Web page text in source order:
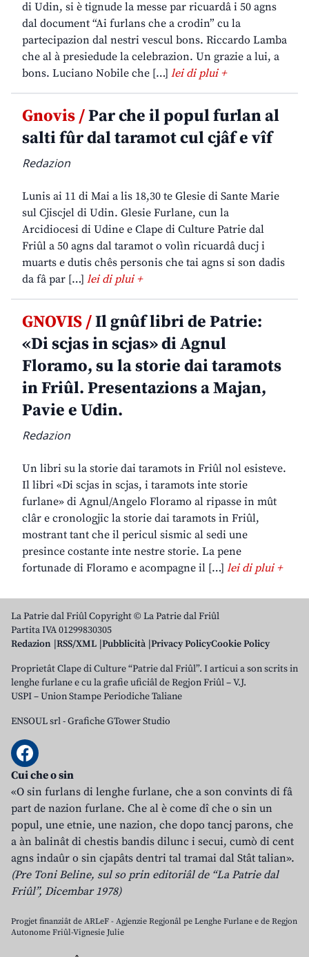
di Udin, si è tignude la messe par ricuardâ i 50 agns
dal document “Ai furlans che a crodin” cu la
partecipazion dal nestri vescul bons. Riccardo Lamba
che al à presiedude la celebrazion. Un grazie a lui, a
bons. Luciano Nobile che […] lei di plui +
Gnovis /Par che il popul furlan al
salti fûr dal taramot cul cjâf e vîf
Redazion
Lunis ai 11 di Mai a lis 18,30 te Glesie di Sante Marie
sul Cjiscjel di Udin. Glesie Furlane, cun la
Arcidiocesi di Udine e Clape di Culture Patrie dal
Friûl a 50 agns dal taramot o volìn ricuardâ ducj i
muarts e dutis chês personis che tai agns si son dadis
da fâ par […] lei di plui +
GNOVIS /Il gnûf libri de Patrie:
«Di scjas in scjas» di Agnul
Floramo, su la storie dai taramots
in Friûl. Presentazions a Majan,
Pavie e Udin.
Redazion
Un libri su la storie dai taramots in Friûl nol esisteve.
Il libri «Di scjas in scjas, i taramots inte storie
furlane» di Agnul/Angelo Floramo al ripasse in mût
clâr e cronologjic la storie dai taramots in Friûl,
mostrant tant che il pericul sismic al sedi une
presince costante inte nestre storie. La pene
fortunade di Floramo e acompagne il […] lei di plui +
La Patrie dal Friûl Copyright © La Patrie dal Friûl
Partita IVA 01299830305
Redazion RSS/XML Pubblicità Privacy PolicyCookie Policy
Proprietât Clape di Culture “Patrie dal Friûl”. I articui a son scrits in
lenghe furlane e cu la grafie uficiâl de Regjon Friûl – V.J.
USPI – Union Stampe Periodiche Taliane
ENSOUL srl-Grafiche GTower Studio
Cui che o sin
«O sin furlans di lenghe furlane, che a son convints di fâ
part de nazion furlane. Che al è come dî che o sin un
popul, une etnie, une nazion, che dopo tancj parons, che
a àn balinât di chestis bandis dilunc i secui, cumò di cent
agns indaûr o sin cjapâts dentri tal tramai dal Stât talian».
(Pre Toni Beline, sul so prin editoriâl de “La Patrie dal
Friûl”, Dicembar 1978)
Progjet finanziât de ARLeF - Agjenzie Regjonâl pe Lenghe Furlane e de Regjon
Autonome Friûl-Vignesie Julie